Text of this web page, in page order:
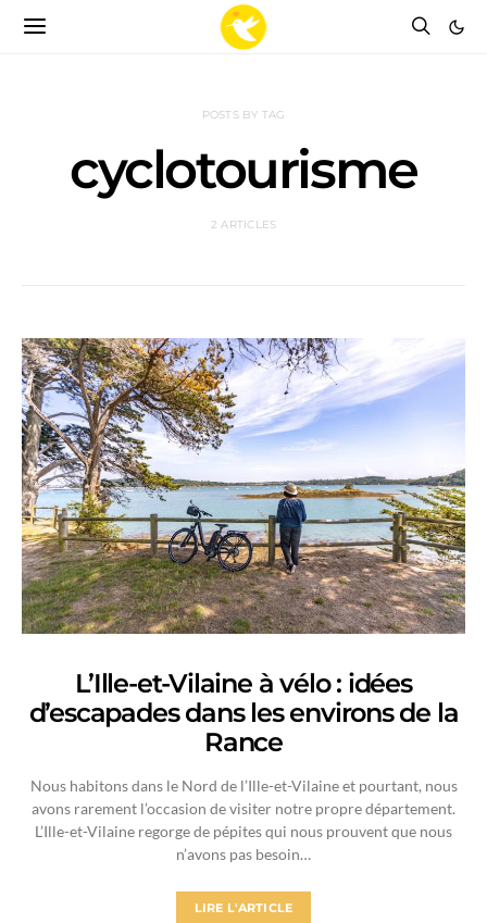
POSTS BY TAG
cyclotourisme
2 ARTICLES
L’Ille-et-Vilaine à vélo : idées
d’escapades dans les environs de la
Rance
Nous habitons dans le Nord de l’Ille-et-Vilaine et pourtant, nous
avons rarement l’occasion de visiter notre propre département.
L’Ille-et-Vilaine regorge de pépites qui nous prouvent que nous
n’avons pas besoin…
LIRE L'ARTICLE